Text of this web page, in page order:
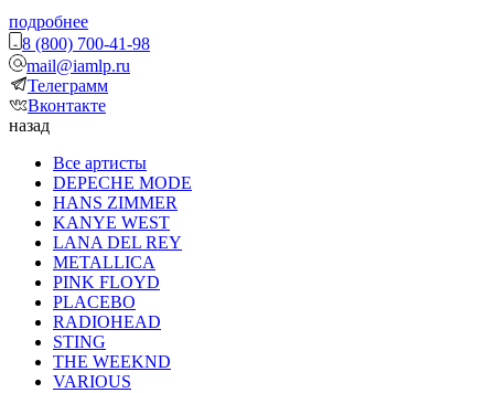
подробнее
8 (800) 700-41-98
mail@iamlp.ru
Телеграмм
Вконтакте
назад
Все артисты
DEPECHE MODE
HANS ZIMMER
KANYE WEST
LANA DEL REY
METALLICA
PINK FLOYD
PLACEBO
RADIOHEAD
STING
THE WEEKND
VARIOUS